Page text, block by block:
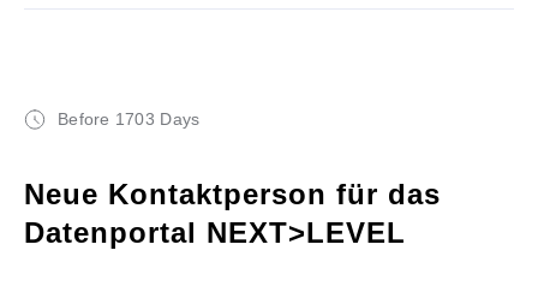
Before 1703 Days
Neue Kontaktperson für das
Datenportal NEXT>LEVEL